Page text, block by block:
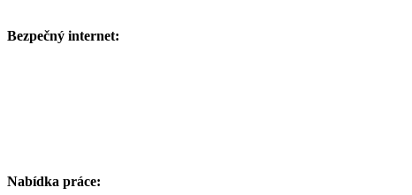
Bezpečný internet:
Nabídka práce: